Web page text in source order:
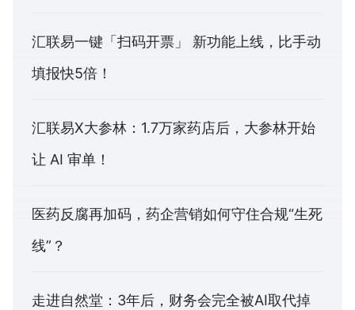
汇联易一键「扫码开票」 新功能上线，比手动
填报快5倍！
汇联易X大参林：1.7万家药店后，大参林开始
让 AI 审单！
医药反腐再加码，药企营销如何守住合规“生死
线”？
走进自然堂：3年后，财务会完全被AI取代掉